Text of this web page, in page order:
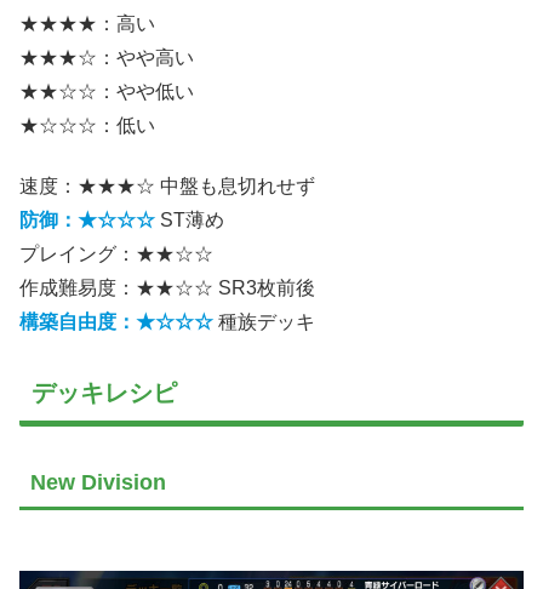
★★★★：高い
★★★☆：やや高い
★★☆☆：やや低い
★☆☆☆：低い
速度：★★★☆ 中盤も息切れせず
防御：★☆☆☆ ST薄め
プレイング：★★☆☆
作成難易度：★★☆☆ SR3枚前後
構築自由度：★☆☆☆ 種族デッキ
デッキレシピ
New Division